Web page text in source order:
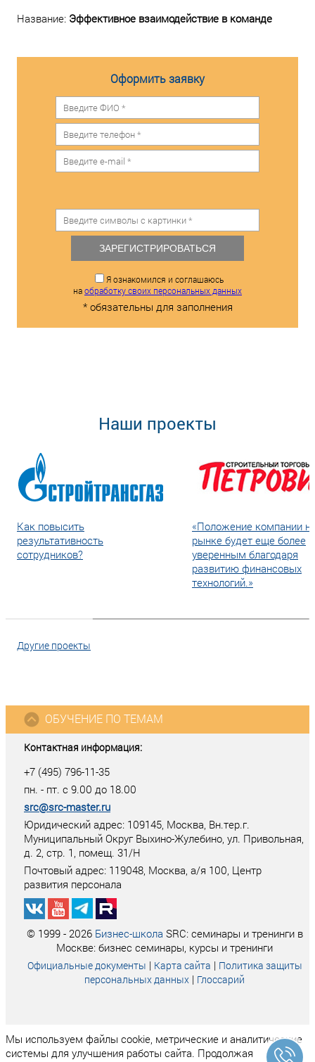
Название: Эффективное взаимодействие в команде
Оформить заявку
ЗАРЕГИСТРИРОВАТЬСЯ
Я ознакомился и соглашаюсь
наобработку своих персональных данных
* обязательны для заполнения
Наши проекты
Как повысить
результативность
сотрудников?
«Положение компании
рынке будет еще более
уверенным благодаря
развитию финансовых
технологий.»
Другие проекты
Контактная информация:
+7 (495) 796-11-35
пн. - пт. с 9.00 до 18.00
src@src-master.ru
Юридический адрес: 109145, Москва, Вн.тер.г.
Муниципальный Округ Выхино-Жулебино, ул. Привольная,
д. 2, стр. 1, помещ. 31/Н
Почтовый адрес: 119048, Москва, а/я 100, Центр
развития персонала
ОБУЧЕНИЕ ПО ТЕМАМ
© 1999 - 2026 Бизнес-школа SRC: семинары и тренинги в
Москве: бизнес семинары, курсы и тренинги
Официальные документы | Карта сайта | Политика защиты
персональных данных | Глоссарий
Мы используем файлы cookie, метрические и аналитические
системы для улучшения работы сайта. Продолжая